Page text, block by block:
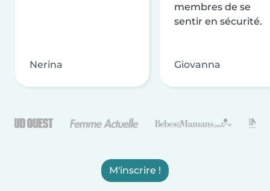
Nerina
membres de se
sentir en sécurité.
Giovanna
M'inscrire !